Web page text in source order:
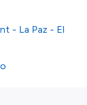
- La Paz - El